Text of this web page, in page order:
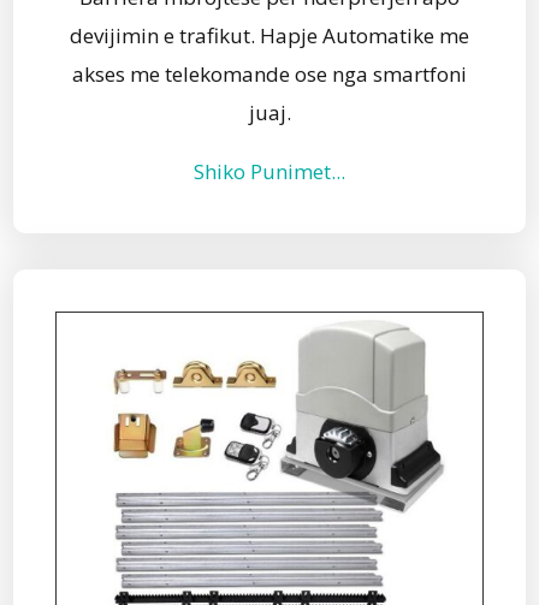
devijimin e trafikut. Hapje Automatike me
akses me telekomande ose nga smartfoni
juaj.
Shiko Punimet...